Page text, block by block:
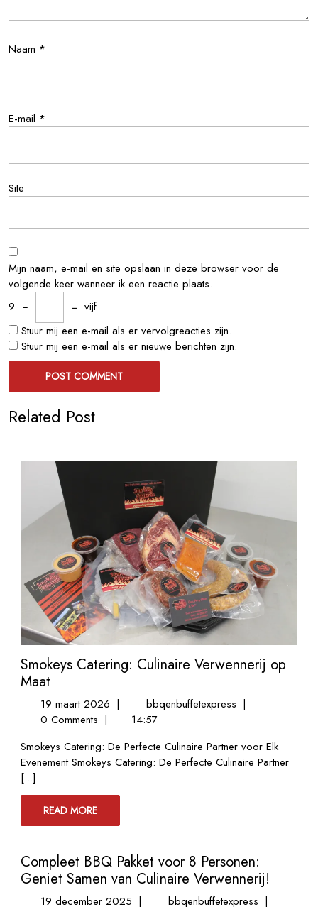
Naam *
E-mail *
Site
Mijn naam, e-mail en site opslaan in deze browser voor de
volgende keer wanneer ik een reactie plaats.
9 − = vijf
Stuur mij een e-mail als er vervolgreacties zijn.
Stuur mij een e-mail als er nieuwe berichten zijn.
Related Post
Smokeys Catering: Culinaire Verwennerij op
Maat
19 maart 2026 19
maart
| bbqenbuffetexpress Smokeys
Verwennerij
op
|
0 Comments |
14:57
Smokeys Catering: De Perfecte Culinaire Partner voor Elk
Evenement Smokeys Catering: De Perfecte Culinaire Partner
[...]
READ MOREREAD
MORE
Compleet BBQ Pakket voor 8 Personen:
Geniet Samen van Culinaire Verwennerij!
19 december 2025 19| bbqenbuffetexpress Compleet
|